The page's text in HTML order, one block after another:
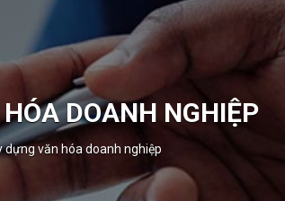
DOANH NGHIỆP
dựng văn hóa doanh nghiệp